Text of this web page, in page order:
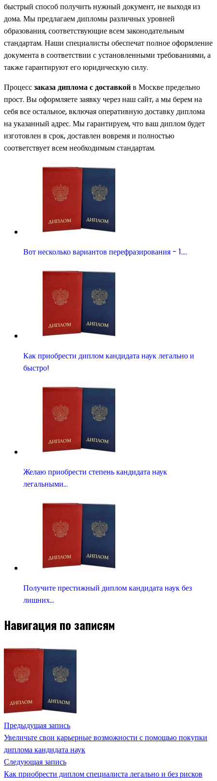
быстрый способ получить нужный документ, не выходя из
дома. Мы предлагаем дипломы различных уровней
образования, соответствующие всем законодательным
стандартам. Наши специалисты обеспечат полное оформление
документа в соответствии с установленными требованиями, а
также гарантируют его юридическую силу.
Процессзаказа диплома с доставкойв Москве предельно
прост. Вы оформляете заявку через наш сайт, а мы берем на
себя все остальное, включая оперативную доставку диплома
на указанный адрес. Мы гарантируем, что ваш диплом будет
изготовлен в срок, доставлен вовремя и полностью
соответствует всем необходимым стандартам.
Вот несколько вариантов перефразирования - 1.…
Как приобрести диплом кандидата наук легально и
быстро!
Желаю приобрести степень кандидата наук
легальными…
Получите престижный диплом кандидата наук без
лишних…
Навигация по записям
Предыдущая запись
Увеличьте свои карьерные возможности с помощью покупки
диплома кандидата наук
Следующая запись
Как приобрести диплом специалиста легально и без рисков